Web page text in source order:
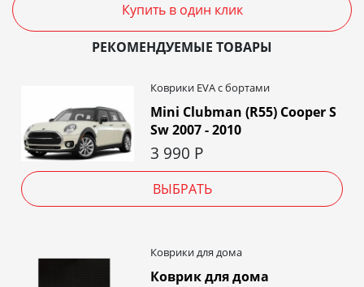
Купить в один клик
РЕКОМЕНДУЕМЫЕ ТОВАРЫ
Коврики EVA c бортами
Mini Clubman (R55) Cooper S
Sw 2007 - 2010
3 990 Р
ВЫБРАТЬ
Коврики для дома
Коврик для дома